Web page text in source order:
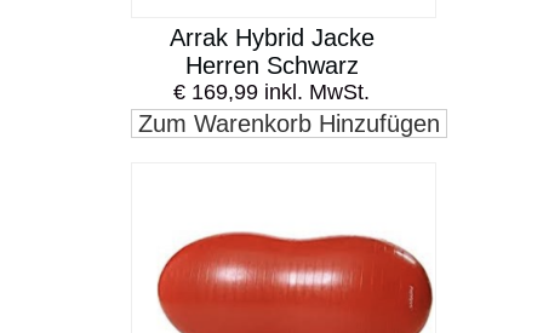
Arrak Hybrid Jacke
Herren Schwarz
€ 169,99 inkl. MwSt.
Zum Warenkorb Hinzufügen